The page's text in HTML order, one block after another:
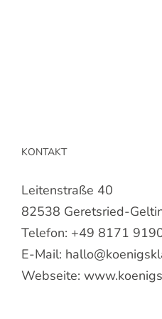
KONTAKT
Leitenstraße 40
82538 Geretsried-
Telefon: +49 8171
E-Mail:
Webseite: